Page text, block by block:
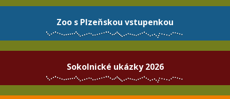
Zoo s Plzeňskou vstupenkou
Sokolnické ukázky 2026